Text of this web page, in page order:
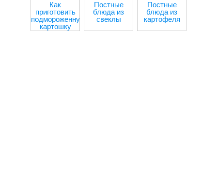
Как
приготовить
подмороженную
картошку
Постные
блюда из
свеклы
Постные
блюда из
картофеля